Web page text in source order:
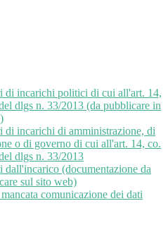
di incarichi politici di cui all'art. 14,
dlgs n. 33/2013 (da pubblicare in
di incarichi di amministrazione, di
o di governo di cui all'art. 14, co.
dlgs n. 33/2013
dall'incarico (documentazione da
sul sito web)
comunicazione dei dati